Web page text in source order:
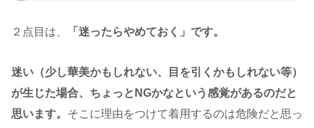
２点目は、 「迷ったらやめておく」です。
迷い（少し華美かもしれない、目を引くかもしれない等）
が生じた場合、ちょっとNGかなという感覚があるのだと
思います。 そこに理由をつけて着用するのは危険だと思っ